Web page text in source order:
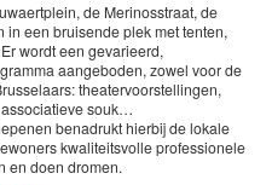
de Merinosstraat, de
in een bruisende plek met tenten,
wordt een gevarieerd,
aangeboden, zowel voor de
theatervoorstellingen,
souk…
benadrukt hierbij de lokale
kwaliteitsvolle professionele
en doen dromen.